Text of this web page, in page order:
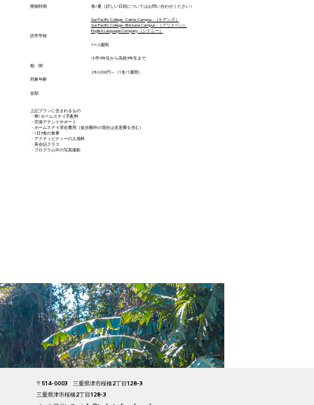
開催時期
語学学校
期 間
対象年齢
金額
春/夏（詳しい日程についてはお問い合わせください）
Sun Pacific College - Cairns Campus -（ケアンズ）
Sun Pacific College - Brisbane Campus -（ブリスベン）
English Language Company（シドニー）
1〜2週間
小学3年生から高校3年生まで
​280,000円～（​1名/1週間）
上記プランに含まれるもの
・寮/ホームステイ手配料
​・空港アテンドサポート
・ホームステイ滞在費用（徒歩圏外の場合は送迎費を含む）
・1日3食の食事​
・アクティビティーの入場料
・英会話クラス
​・プログラム中の写真撮影
〒514-0003 三重県津市桜橋2丁目128-3
三重県津市桜橋2丁目128-3